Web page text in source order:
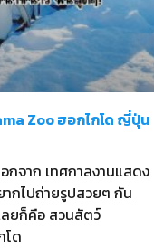
Zoo ฮอกไกโด ญี่ปุ่น
จาก เทศกาลงานแสดง
กไปถ่ายรูปสวยๆ กัน
ยก็คือ สวนสัตว์
โด